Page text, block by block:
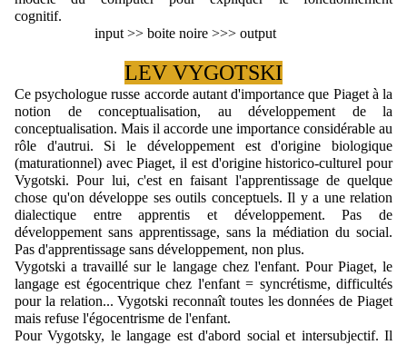
cognitif.
input >> boite noire >>> output
LEV VYGOTSKI
Ce psychologue russe accorde autant d'importance que Piaget à la
notion de conceptualisation, au développement de la
conceptualisation. Mais il accorde une importance considérable au
rôle d'autrui. Si le développement est d'origine biologique
(maturationnel) avec Piaget, il est d'origine historico-culturel pour
Vygotski. Pour lui, c'est en faisant l'apprentissage de quelque
chose qu'on développe ses outils conceptuels. Il y a une relation
dialectique entre apprentis et développement. Pas de
développement sans apprentissage, sans la médiation du social.
Pas d'apprentissage sans développement, non plus.
Vygotski a travaillé sur le langage chez l'enfant. Pour Piaget, le
langage est égocentrique chez l'enfant = syncrétisme, difficultés
pour la relation... Vygotski reconnaît toutes les données de Piaget
mais refuse l'égocentrisme de l'enfant.
Pour Vygotsky, le langage est d'abord social et intersubjectif. Il